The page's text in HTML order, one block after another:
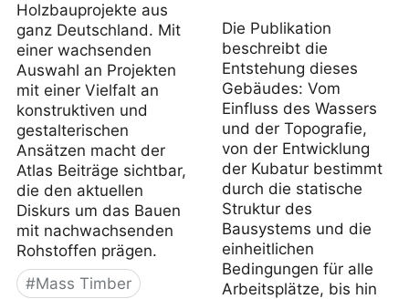
Holzbauprojekte aus
ganz Deutschland. Mit
einer wachsenden
Auswahl an Projekten
mit einer Vielfalt an
konstruktiven und
gestalterischen
Ansätzen macht der
Atlas Beiträge sichtbar,
die den aktuellen
Diskurs um das Bauen
mit nachwachsenden
Rohstoffen prägen.
#Mass Timber
Die Publikation
beschreibt die
Entstehung dieses
Gebäudes: Vom
Einfluss des Wassers
und der Topografie,
von der Entwicklung
der Kubatur bestimmt
durch die statische
Struktur des
Bausystems und die
einheitlichen
Bedingungen für alle
Arbeitsplätze, bis hin